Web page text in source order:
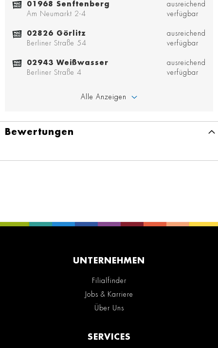
01968 Senftenberg
Am Neumarkt 2-4
ausreichend
verfügbar
02826 Görlitz
Berliner Straße 54
ausreichend
verfügbar
02943 Weißwasser
Berliner Straße 4
ausreichend
verfügbar
Alle Anzeigen
Bewertungen
UNTERNEHMEN
Filialfinder
Jobs & Karriere
Über Uns
SERVICES